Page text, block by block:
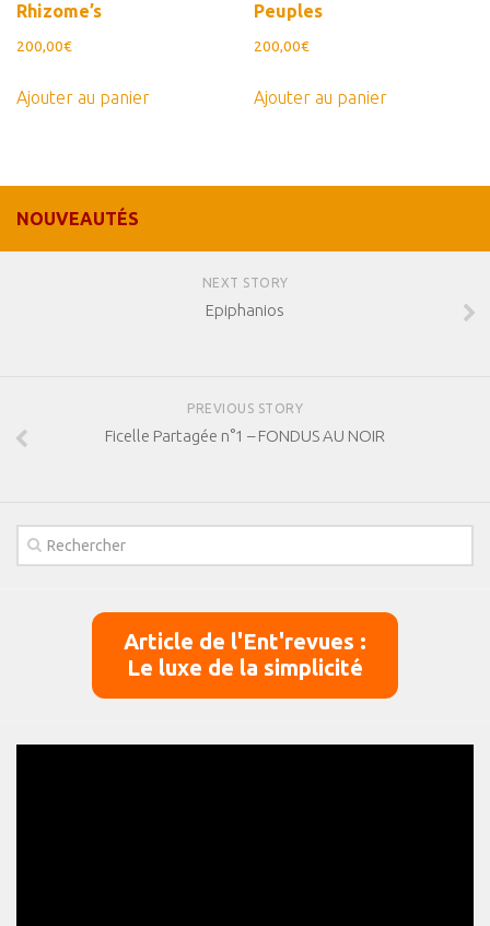
Rhizome’s
200,00€
Ajouter au panier
Peuples
200,00€
Ajouter au panier
NOUVEAUTÉS
NEXT STORY
Epiphanios
PREVIOUS STORY
Ficelle Partagée n°1 – FONDUS AU NOIR
Article de l'Ent'revues :
Le luxe de la simplicité